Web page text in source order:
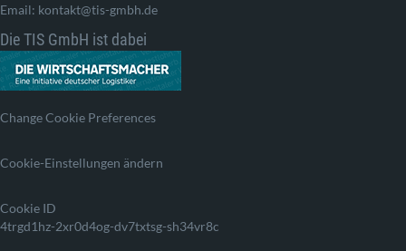
Email: kontakt@tis-gmbh.de
Die TIS GmbH ist dabei
Change Cookie Preferences
Cookie-Einstellungen ändern
Cookie ID
4trgd1hz-2xr0d4og-dv7txtsg-sh34vr8c